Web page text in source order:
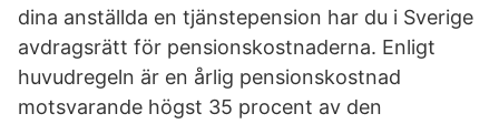
dina anställda en tjänstepension har du i Sverige
avdragsrätt för pensionskostnaderna. Enligt
huvudregeln är en årlig pensionskostnad
motsvarande högst 35 procent av den